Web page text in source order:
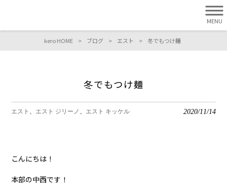
MENU
kero HOME > ブログ > エスト > 冬でもつけ麺
冬でもつけ麺
エスト エスト ジリーノ エスト キッケル 2020/11/14
こんにちは！
本部の中西です！